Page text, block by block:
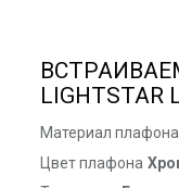
LIGHTSTAR
Материал плафона
Цвет плафона